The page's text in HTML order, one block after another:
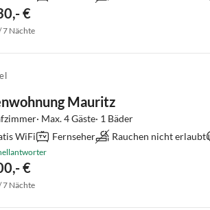
€
7 Nächte
Mauritz
Max. 4 Gäste· 1 Bäder
WiFi
Fernseher Rauchen nicht erlaubt
€
7 Nächte